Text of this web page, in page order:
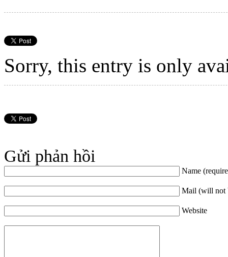
Sorry, this entry is only
Gửi phản hồi
Name
Mail (will not
Website